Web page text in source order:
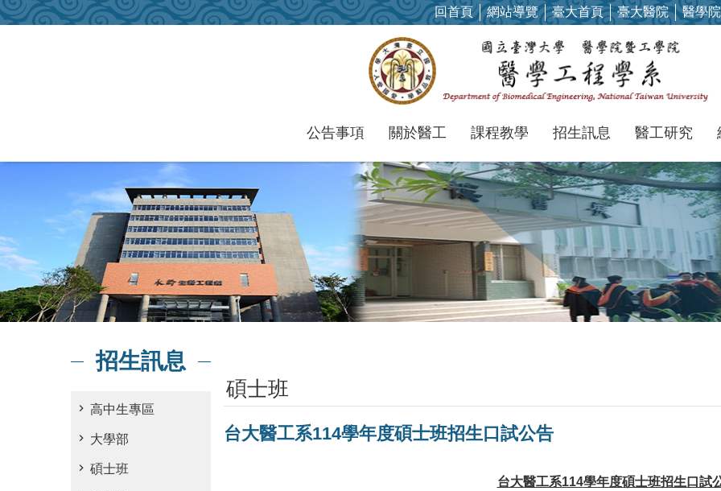
跳到主要內容區塊 回首頁 網站導覽 臺大首頁 臺大醫院 醫學院
公告事項 關於醫工 課程教學 招生訊息 醫工研究
招生訊息
高中生專區
大學部
碩士班
碩士班
台大醫工系114學年度碩士班招生口試公告
台大醫工系114學年度碩士班招生口試